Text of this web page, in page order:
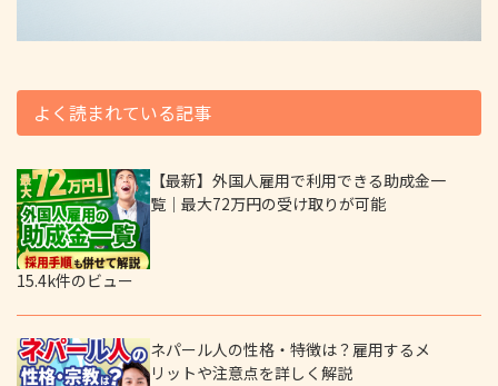
よく読まれている記事
【最新】外国人雇用で利用できる助成金一
覧｜最大72万円の受け取りが可能
15.4k件のビュー
ネパール人の性格・特徴は？雇用するメ
リットや注意点を詳しく解説